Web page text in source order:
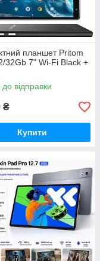
планшет Pritom
32Gb 7" Wi-Fi Black +
до відправки
₴
Купити